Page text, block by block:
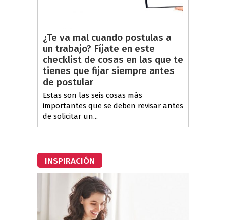
¿Te va mal cuando postulas a
un trabajo? Fíjate en este
checklist de cosas en las que te
tienes que fijar siempre antes
de postular
Estas son las seis cosas más
importantes que se deben revisar antes
de solicitar un...
INSPIRACIÓN